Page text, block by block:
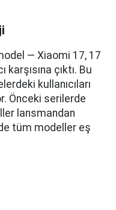
— Xiaomi 17, 17
çıktı. Bu
kullanıcıları
Önceki serilerde
lansmandan
tüm modeller eş